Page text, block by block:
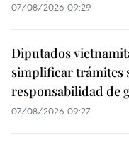
07/08/2026 09:29
Diputados
simplificar trámites
responsabilidad de
07/08/2026 09:27